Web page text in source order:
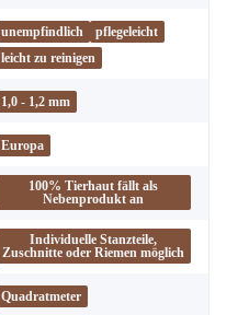
unempfindlich
pflegeleicht
leicht zu reinigen
1,0 - 1,2 mm
Europa
100% Tierhaut fällt als
Nebenprodukt an
Individuelle Stanzteile,
Zuschnitte oder Riemen möglich
Quadratmeter